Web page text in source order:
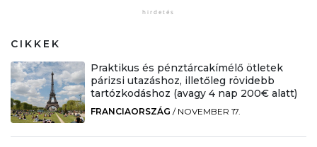
CIKKEK
Praktikus és pénztárcakímélő ötletek
párizsi utazáshoz, illetőleg rövidebb
tartózkodáshoz (avagy 4 nap 200€ alatt)
FRANCIAORSZÁG / NOVEMBER 17.